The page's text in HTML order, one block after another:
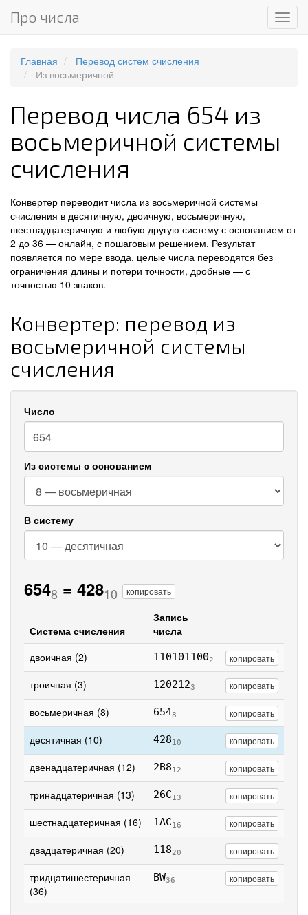
Меню
Про числа
Главная
Перевод систем счисления
Из восьмеричной
Перевод числа 654 из
восьмеричной системы
счисления
Конвертер переводит числа из восьмеричной системы
счисления в десятичную, двоичную, восьмеричную,
шестнадцатеричную и любую другую систему с основанием от
2 до 36 — онлайн, с пошаговым решением. Результат
появляется по мере ввода, целые числа переводятся без
ограничения длины и потери точности, дробные — с
точностью 10 знаков.
Конвертер: перевод из
восьмеричной системы
счисления
Число
Из системы с основанием
В систему
6548 = 42810 копировать
Система счисления
Запись
числа
двоичная (2)
1101011002 копировать
троичная (3) 1202123 копировать
восьмеричная (8) 6548 копировать
десятичная (10) 42810 копировать
двенадцатеричная (12) 2B812 копировать
тринадцатеричная (13) 26C13 копировать
шестнадцатеричная (16) 1AC16 копировать
двадцатеричная (20) 11820 копировать
тридцатишестеричная
(36)
BW36 копировать